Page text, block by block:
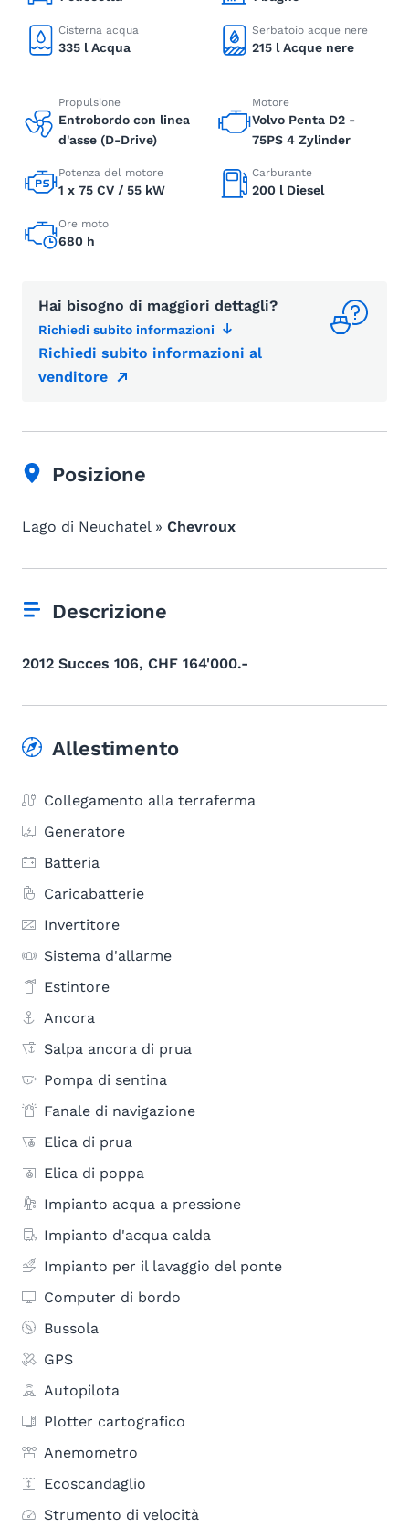
Cisterna acqua
335 l Acqua
Serbatoio acque nere
215 l Acque nere
Propulsione
Entrobordo con linea
d'asse (D-Drive)
Motore
Volvo Penta D2 -
75PS 4 Zylinder
Potenza del motore
1 x 75 CV / 55 kW
Carburante
200 l Diesel
Ore moto
680 h
Hai bisogno di maggiori dettagli?
Richiedi subito informazioni
Richiedi subito informazioni al
venditore
Posizione
Lago di Neuchatel » Chevroux
Descrizione
2012 Succes 106, CHF 164'000.-
Allestimento
Collegamento alla terraferma
Generatore
Batteria
Caricabatterie
Invertitore
Sistema d'allarme
Estintore
Ancora
Salpa ancora di prua
Pompa di sentina
Fanale di navigazione
Elica di prua
Elica di poppa
Impianto acqua a pressione
Impianto d'acqua calda
Impianto per il lavaggio del ponte
Computer di bordo
Bussola
GPS
Autopilota
Plotter cartografico
Anemometro
Ecoscandaglio
Strumento di velocità